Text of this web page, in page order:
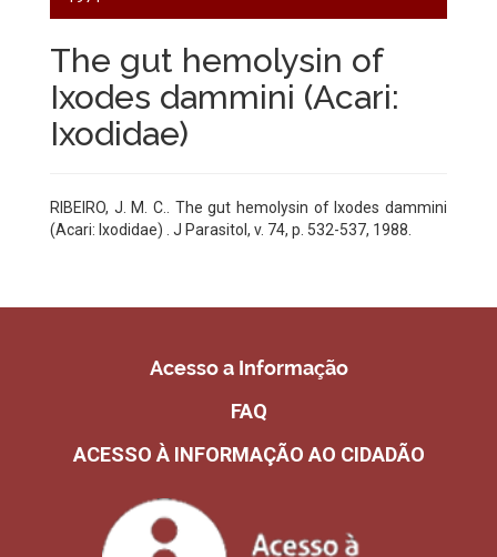
The gut hemolysin of
Ixodes dammini (Acari:
Ixodidae)
RIBEIRO, J. M. C.. The gut hemolysin of Ixodes dammini
(Acari: Ixodidae) . J Parasitol, v. 74, p. 532-537, 1988.
Acesso a Informação
FAQ
ACESSO À INFORMAÇÃO AO CIDADÃO